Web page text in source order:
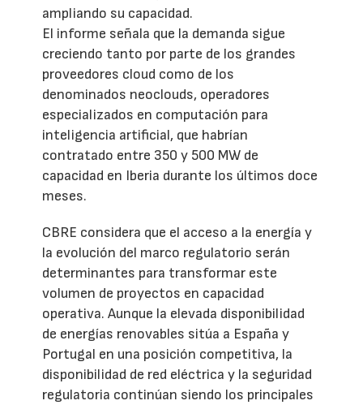
ampliando su capacidad.
El informe señala que la demanda sigue
creciendo tanto por parte de los grandes
proveedores cloud como de los
denominados neoclouds, operadores
especializados en computación para
inteligencia artificial, que habrían
contratado entre 350 y 500 MW de
capacidad en Iberia durante los últimos doce
meses.
CBRE considera que el acceso a la energía y
la evolución del marco regulatorio serán
determinantes para transformar este
volumen de proyectos en capacidad
operativa. Aunque la elevada disponibilidad
de energías renovables sitúa a España y
Portugal en una posición competitiva, la
disponibilidad de red eléctrica y la seguridad
regulatoria continúan siendo los principales